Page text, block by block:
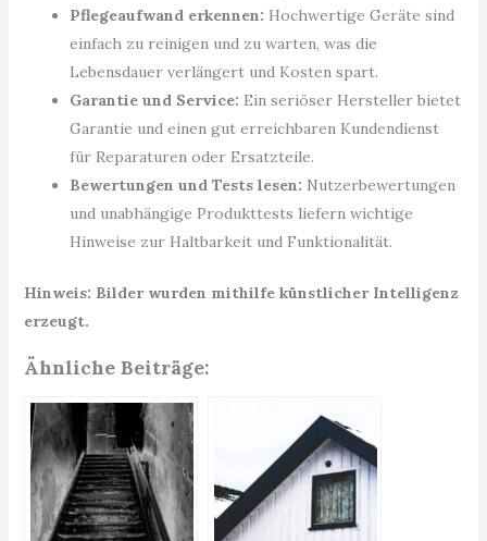
Pflegeaufwand erkennen: Hochwertige Geräte sind
einfach zu reinigen und zu warten, was die
Lebensdauer verlängert und Kosten spart.
Garantie und Service: Ein seriöser Hersteller bietet
Garantie und einen gut erreichbaren Kundendienst
für Reparaturen oder Ersatzteile.
Bewertungen und Tests lesen: Nutzerbewertungen
und unabhängige Produkttests liefern wichtige
Hinweise zur Haltbarkeit und Funktionalität.
Hinweis: Bilder wurden mithilfe künstlicher Intelligenz
erzeugt.
Ähnliche Beiträge: